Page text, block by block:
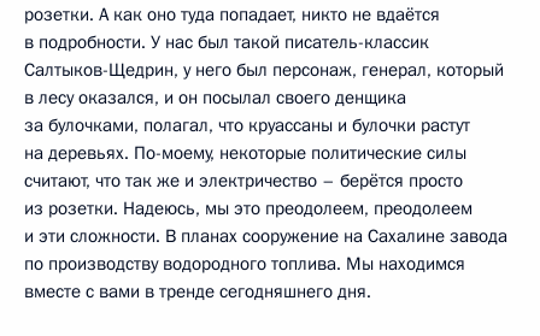
розетки. А как оно туда попадает, никто не вдаётся
в подробности. У нас был такой писатель-классик
Салтыков-Щедрин, у него был персонаж, генерал, который
в лесу оказался, и он посылал своего денщика
за булочками, полагал, что круассаны и булочки растут
на деревьях. По-моему, некоторые политические силы
считают, что так же и электричество – берётся просто
из розетки. Надеюсь, мы это преодолеем, преодолеем
и эти сложности. В планах сооружение на Сахалине завода
по производству водородного топлива. Мы находимся
вместе с вами в тренде сегодняшнего дня.